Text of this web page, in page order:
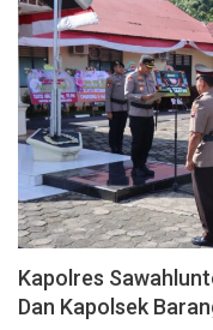
Kapolres
Dan Kapolsek